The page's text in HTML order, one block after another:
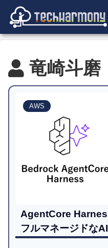
竜崎斗磨
AWS
AgentCore
フルマネージドな